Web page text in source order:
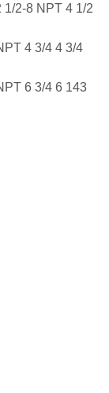
2-8 NPT 4 1/2
4 3/4 4 3/4
6 3/4 6 143